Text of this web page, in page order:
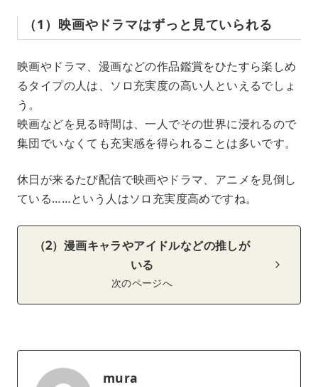
（1）映画やドラマはずっと見ていられる
映画やドラマ、漫画などの作品鑑賞をひたすら楽しめ
るタイプの人は、ソロ充実度の高い人といえるでしょ
う。
映画などを見る時間は、一人でその世界に浸れるので
集団でいなくても充実感を得られることは多いです。
休日が来るたび配信で映画やドラマ、アニメを見倒し
ている……という人はソロ充実度高めですね。
（2）漫画キャラやアイドルなどの推しが
いる
次のページへ
mura